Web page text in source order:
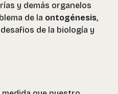
y demás organelos
de la ontogénesis,
de la biología y